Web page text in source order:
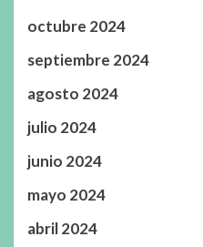
octubre 2024
septiembre 2024
agosto 2024
julio 2024
junio 2024
mayo 2024
abril 2024